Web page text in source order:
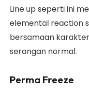
Line up seperti ini
elemental reaction
bersamaan
serangan normal.
Perma Freeze